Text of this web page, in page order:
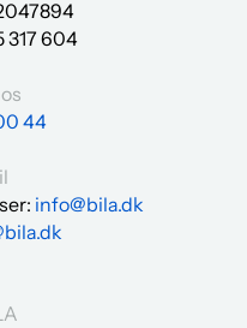
317 604
44
info@bila.dk